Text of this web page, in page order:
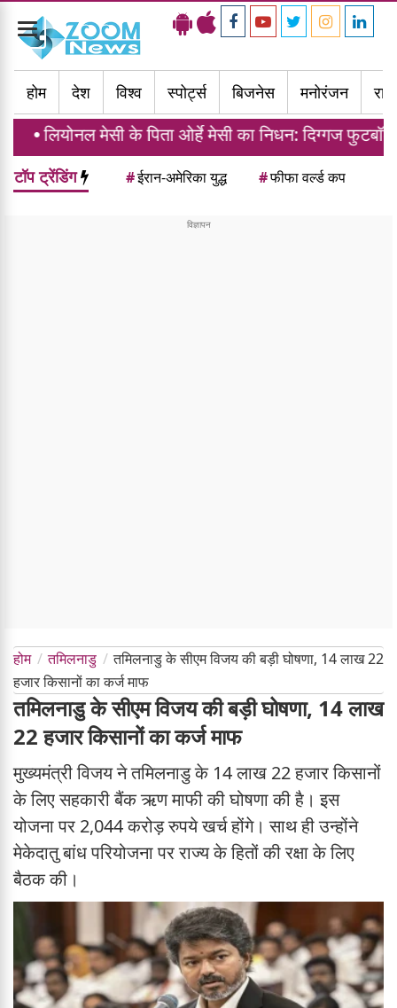
Toggle
navigation
होम
देश विश्व स्पोर्ट्स बिजनेस मनोरंजन
मेसी के पिता ओर्हे मेसी का निधन: दिग्गज फुटबॉलर के
टॉप ट्रेंडिंग #ईरान-अमेरिका युद्ध #फीफा वर्ल्ड कप
होम तमिलनाडु
तमिलनाडु के सीएम विजय की बड़ी घोषणा, 14 लाख 22
हजार किसानों का कर्ज माफ
तमिलनाडु के सीएम विजय की बड़ी घोषणा, 14 लाख
22 हजार किसानों का कर्ज माफ
मुख्यमंत्री विजय ने तमिलनाडु के 14 लाख 22 हजार किसानों
के लिए सहकारी बैंक ऋण माफी की घोषणा की है। इस
योजना पर 2,044 करोड़ रुपये खर्च होंगे। साथ ही उन्होंने
मेकेदातु बांध परियोजना पर राज्य के हितों की रक्षा के लिए
बैठक की।